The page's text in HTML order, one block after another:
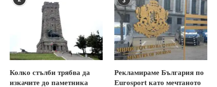
Колко стълби трябва да
изкачите до паметника
Рекламираме България по
Eurosport като мечтаното